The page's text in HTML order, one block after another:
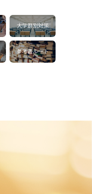
大学群別対策
参考書ルート